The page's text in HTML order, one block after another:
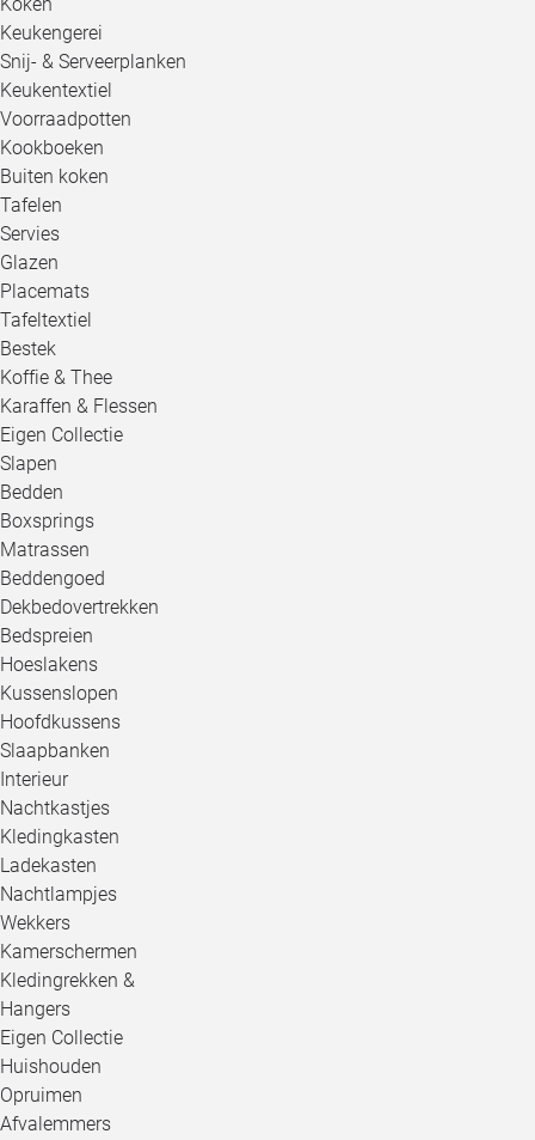
Keukengerei
Snij- & Serveerplanken
Keukentextiel
Voorraadpotten
Kookboeken
Buiten koken
Tafelen
Servies
Glazen
Placemats
Tafeltextiel
Bestek
Koffie & Thee
Karaffen & Flessen
Eigen Collectie
Slapen
Bedden
Boxsprings
Matrassen
Beddengoed
Dekbedovertrekken
Bedspreien
Hoeslakens
Kussenslopen
Hoofdkussens
Slaapbanken
Interieur
Nachtkastjes
Kledingkasten
Ladekasten
Nachtlampjes
Wekkers
Kamerschermen
Kledingrekken &
Hangers
Eigen Collectie
Huishouden
Opruimen
Afvalemmers